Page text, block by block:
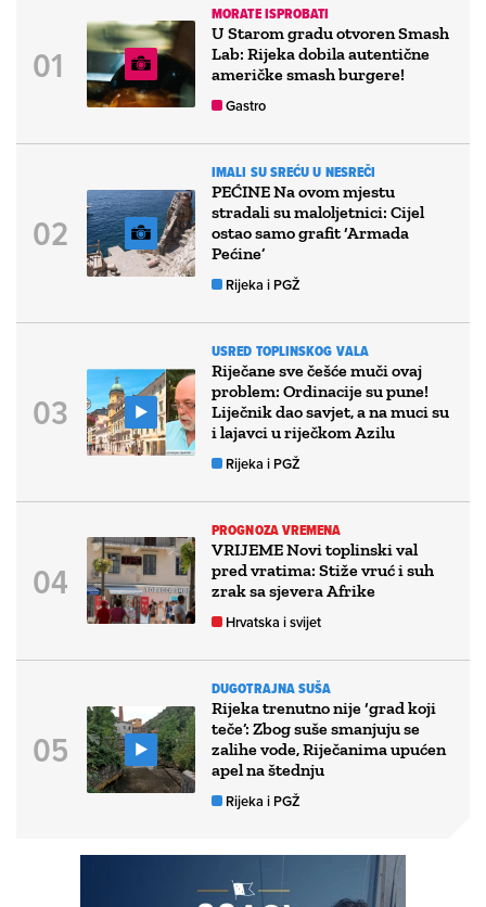
MORATE ISPROBATI
U Starom gradu otvoren Smash
Lab: Rijeka dobila autentične
američke smash burgere!
Gastro
IMALI SU SREĆU U NESREČI
PEĆINE Na ovom mjestu
stradali su maloljetnici: Cijel
ostao samo grafit ‘Armada
Pećine’
Rijeka i PGŽ
USRED TOPLINSKOG VALA
Riječane sve češće muči ovaj
problem: Ordinacije su pune!
Liječnik dao savjet, a na muci su
i lajavci u riječkom Azilu
Rijeka i PGŽ
PROGNOZA VREMENA
VRIJEME Novi toplinski val
pred vratima: Stiže vruć i suh
zrak sa sjevera Afrike
Hrvatska i svijet
DUGOTRAJNA SUŠA
Rijeka trenutno nije ‘grad koji
teče’: Zbog suše smanjuju se
zalihe vode, Riječanima upućen
apel na štednju
Rijeka i PGŽ